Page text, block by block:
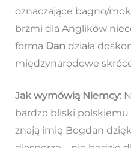
oznaczające bagno/
brzmi dla Anglików
forma Dan działa
międzynarodowe
Jak wymówią Niemcy:
bardzo bliski polskiemu
znają imię Bogdan